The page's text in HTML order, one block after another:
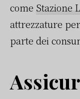
come Stazione
attrezzature per
parte dei